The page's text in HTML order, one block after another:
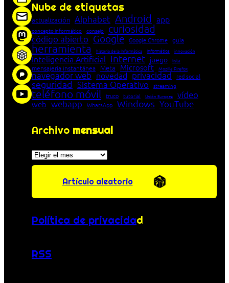
Nube de etiquetas
actualización Alphabet Android app
concepto informático consejo curiosidad
código abierto Google Google Chrome guía
herramienta historia de la Informática Informática innovación
Inteligencia Artificial Internet juego lista
mensajería instantánea Meta Microsoft Mozilla Firefox
navegador web novedad privacidad red social
seguridad Sistema Operativo streaming
teléfono móvil truco tutorial Unión Europea vídeo
web webapp WhatsApp Windows YouTube
Archivo mensual
Archivos
Artículo aleatorio
Política de privacidad
RSS